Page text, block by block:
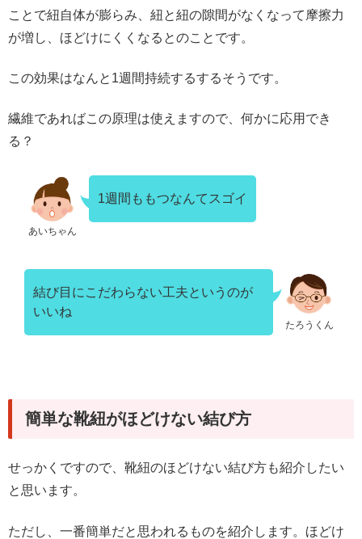
ことで紐自体が膨らみ、紐と紐の隙間がなくなって摩擦力
が増し、ほどけにくくなるとのことです。
この効果はなんと1週間持続するするそうです。
繊維であればこの原理は使えますので、何かに応用でき
る？
あいちゃん
1週間ももつなんてスゴイ
たろうくん
結び目にこだわらない工夫というのが
いいね
簡単な靴紐がほどけない結び方
せっかくですので、靴紐のほどけない結び方も紹介したい
と思います。
ただし、一番簡単だと思われるものを紹介します。ほどけ